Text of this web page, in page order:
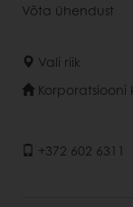
Võta ühendust
Vali riik
Korporatsiooni
+372 602 6311